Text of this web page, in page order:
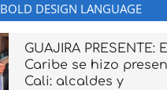
BOLD DESIGN LANGUAGE
GUAJIRA PRESENTE:
Caribe se hizo
Cali: alcaldes y